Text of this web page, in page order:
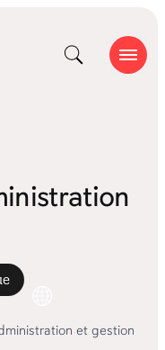
et gestion